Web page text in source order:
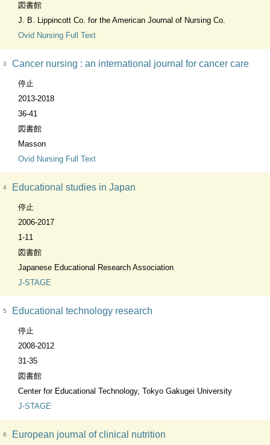
図書館
J. B. Lippincott Co. for the American Journal of Nursing Co.
Ovid Nursing Full Text
3 Cancer nursing : an international journal for cancer care
停止
2013-2018
36-41
図書館
Masson
Ovid Nursing Full Text
4 Educational studies in Japan
停止
2006-2017
1-11
図書館
Japanese Educational Research Association
J-STAGE
5 Educational technology research
停止
2008-2012
31-35
図書館
Center for Educational Technology, Tokyo Gakugei University
J-STAGE
6 European journal of clinical nutrition